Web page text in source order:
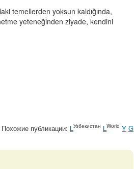
temellerden yoksun kaldığında,
yeteneğinden ziyade, kendini
Похожие публикации: L Узбекистан L World Y G